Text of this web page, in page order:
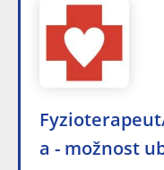
a - možnost